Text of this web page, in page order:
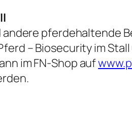
pferdehaltende
– Biosecurity im
im FN-Shop auf